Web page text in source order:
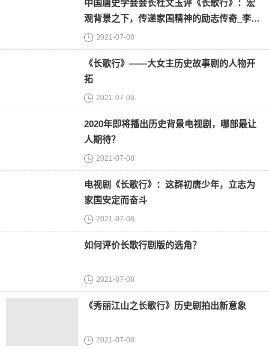
中国唐史学会会长杜文玉评《长歌行》：宏
观背景之下，传递家国精神的励志传奇_李世
民 2021-07-08
《长歌行》——大女主历史故事剧的人物开
拓
2021-07-08
2020年即将播出历史背景电视剧，哪部最让
人期待？
2021-07-08
电视剧《长歌行》：这群初唐少年，立志为
家国安定而奋斗
2021-07-08
如何评价长歌行剧版的选角？
2021-07-08
《秀丽江山之长歌行》历史剧拍出新意象
2021-07-08